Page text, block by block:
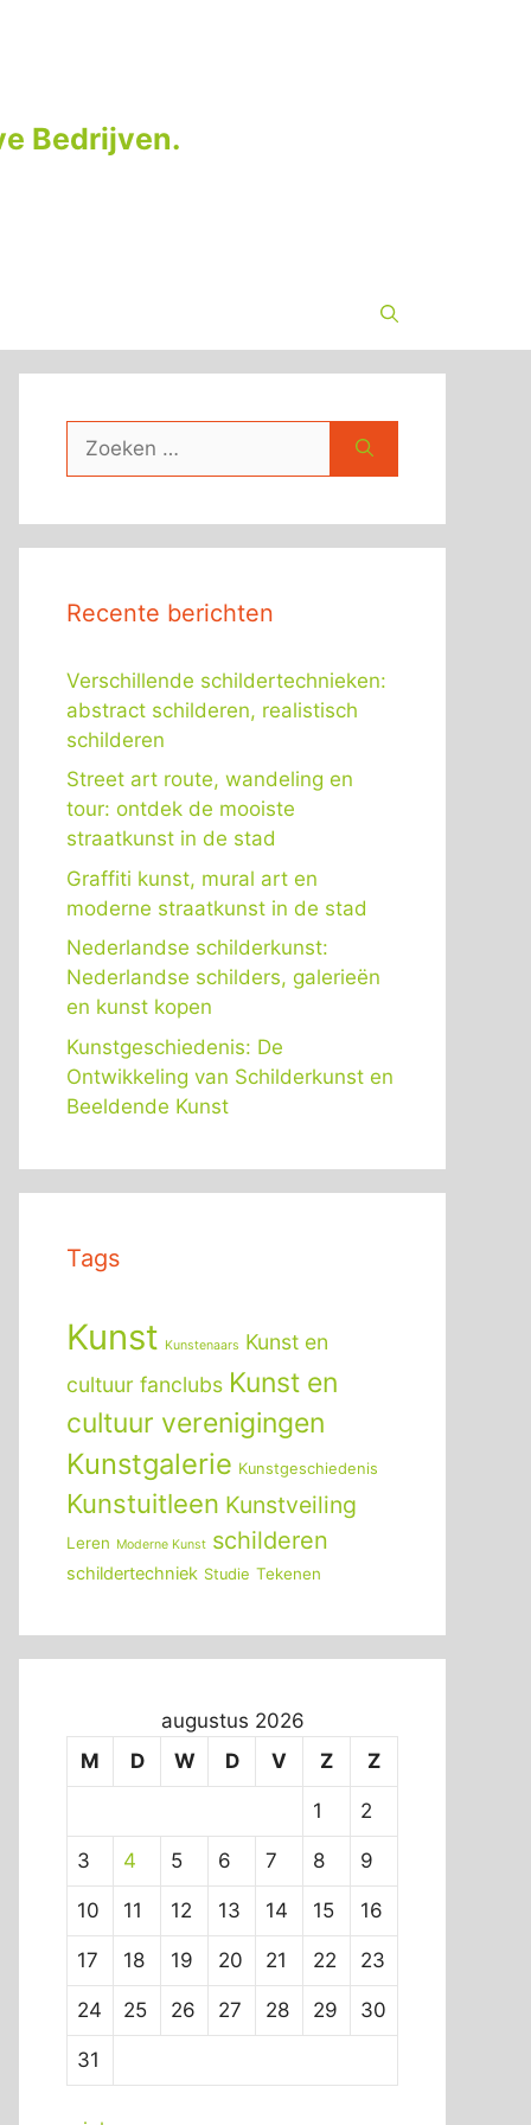
Bedrijven.
naar:
Recente berichten
Verschillende schildertechnieken:
abstract schilderen, realistisch
schilderen
Street art route, wandeling en
tour: ontdek de mooiste
straatkunst in de stad
Graffiti kunst, mural art en
moderne straatkunst in de stad
Nederlandse schilderkunst:
Nederlandse schilders, galerieën
en kunst kopen
Kunstgeschiedenis: De
Ontwikkeling van Schilderkunst en
Beeldende Kunst
Tags
Kunst Kunstenaars Kunst en
cultuur fanclubs Kunst en
cultuur verenigingen
Kunstgalerie Kunstgeschiedenis
Kunstuitleen Kunstveiling
Leren Moderne Kunst schilderen
schildertechniek Studie Tekenen
augustus 2026
M
D W D V Z Z
1 2
3 4 5 6 7 8 9
10 11 12 13 14 15 16
17 18 19 20 21 22 23
24 25 26 27 28 29 30
31